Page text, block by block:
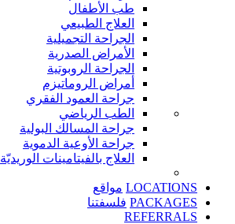
طب الأطفال
العلاج الطبيعي
الجراحة التجميلية
الأمراض الصدرية
الجراحة الروبوتية
أمراض الروماتيزم
جراحة العمود الفقري
الطب الرياضي
جراحة المسالك البولية
جراحة الأوعية الدموية
العلاج بالفيتامينات الوريديّة
LOCATIONS مواقع
PACKAGES فلسفتنا
REFERRALS